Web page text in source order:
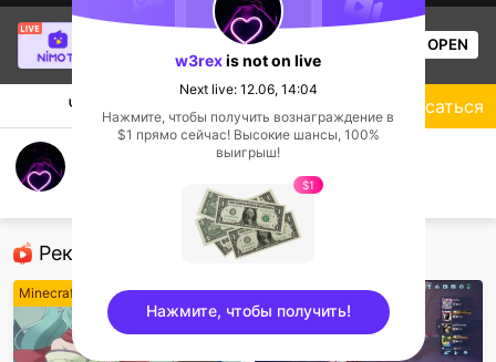
Thầy Giáo Bais live!
League of Legends
16k Views OPEN
Чат
Рекомендованные стримеры
Minecraft Mobile Legends
Подписаться
w3rexis not on live
Next live: 12.06, 14:04
Нажмите, чтобы получить вознаграждение в
$1 прямо сейчас! Высокие шансы, 100%
выигрыш!
$1
Нажмите, чтобы получить!